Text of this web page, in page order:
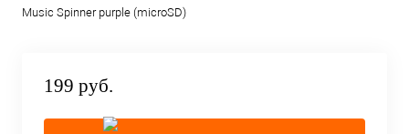
Music Spinner purple (microSD)
199 руб.